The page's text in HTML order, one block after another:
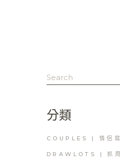
Search
for:
分類
COUPLES | 情侶
DRAWLOTS | 抓